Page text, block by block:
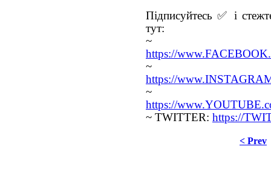
Підписуйтесь ✅ і
тут:
~
https://
~
https://
~
https://
~ TWITTER: https://
< Prev